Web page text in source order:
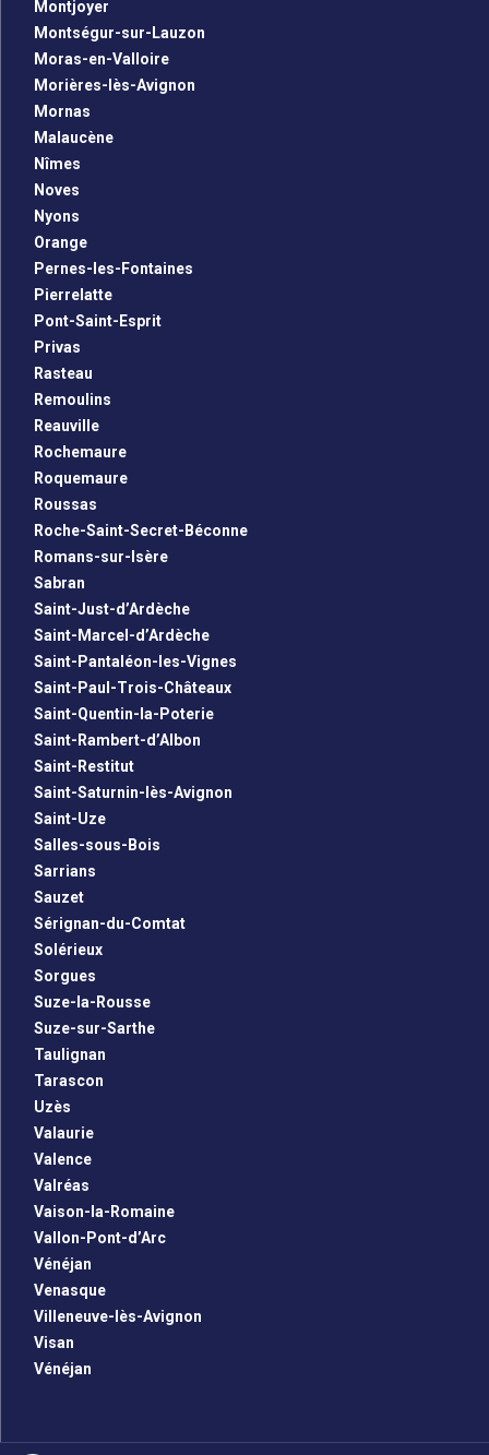
Montjoyer
Montségur-sur-Lauzon
Moras-en-Valloire
Morières-lès-Avignon
Mornas
Malaucène
Nîmes
Noves
Nyons
Orange
Pernes-les-Fontaines
Pierrelatte
Pont-Saint-Esprit
Privas
Rasteau
Remoulins
Reauville
Rochemaure
Roquemaure
Roussas
Roche-Saint-Secret-Béconne
Romans-sur-Isère
Sabran
Saint-Just-d’Ardèche
Saint-Marcel-d’Ardèche
Saint-Pantaléon-les-Vignes
Saint-Paul-Trois-Châteaux
Saint-Quentin-la-Poterie
Saint-Rambert-d’Albon
Saint-Restitut
Saint-Saturnin-lès-Avignon
Saint-Uze
Salles-sous-Bois
Sarrians
Sauzet
Sérignan-du-Comtat
Solérieux
Sorgues
Suze-la-Rousse
Suze-sur-Sarthe
Taulignan
Tarascon
Uzès
Valaurie
Valence
Valréas
Vaison-la-Romaine
Vallon-Pont-d’Arc
Vénéjan
Venasque
Villeneuve-lès-Avignon
Visan
Vénéjan